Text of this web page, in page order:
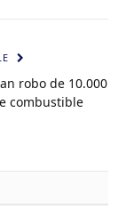
robo de 10.000
combustible